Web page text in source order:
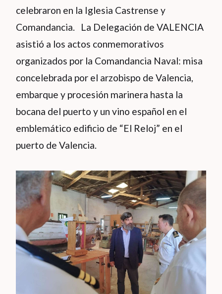
celebraron en la Iglesia Castrense y
Comandancia. La Delegación de VALENCIA
asistió a los actos conmemorativos
organizados por la Comandancia Naval: misa
concelebrada por el arzobispo de Valencia,
embarque y procesión marinera hasta la
bocana del puerto y un vino español en el
emblemático edificio de “El Reloj” en el
puerto de Valencia.